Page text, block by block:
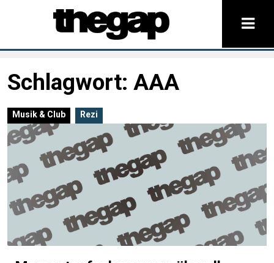
Schlagwort: AAA
Musik & Club Rezi